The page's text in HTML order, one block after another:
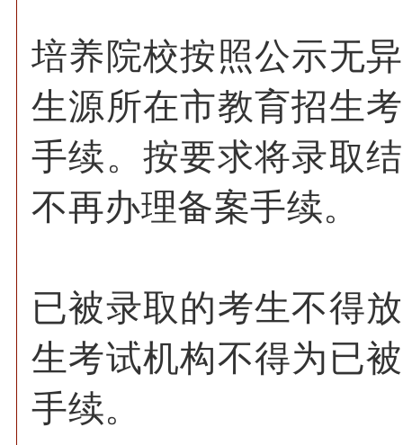
培养院校按照公示无
生源所在市教育招生
手续。按要求将录取
不再办理备案手续。
已被录取的考生不得
生考试机构不得为已
手续。